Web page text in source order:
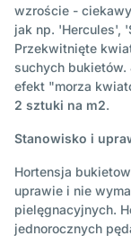
wzroście -
jak np. 'Hercules',
Przekwitnięte
suchych
efekt "morza
2 sztuki na m2.
Stanowisko i
Hortensja
uprawie i nie
pielęgnacyjnych.
jednorocznych